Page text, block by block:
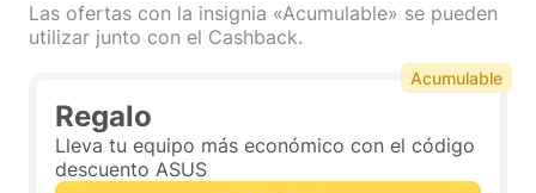
Las ofertas con la insignia «Acumulable» se pueden
utilizar junto con el Cashback.
Regalo
Lleva tu equipo más económico con el código
descuento ASUS
Acumulable